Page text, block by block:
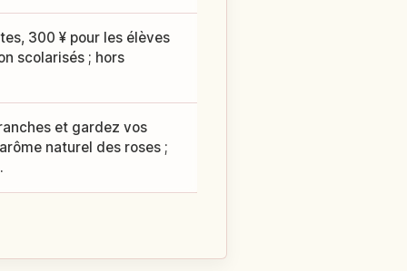
300 ¥ pour les élèves
scolarisés ; hors
et gardez vos
naturel des roses ;